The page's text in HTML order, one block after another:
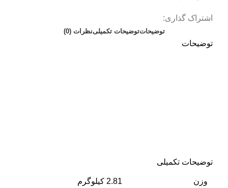
اشتراک گذاری:
توضیحاتتوضیحات تکمیلینظرات (0)
توضیحات
توضیحات تکمیلی
وزن 2.81 کیلوگرم